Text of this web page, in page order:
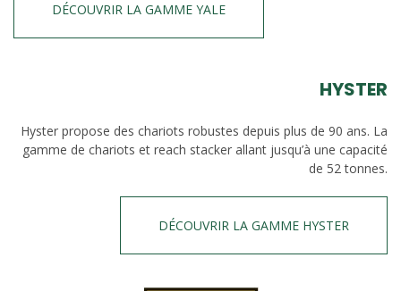
DÉCOUVRIR LA GAMME YALE
HYSTER
Hyster propose des chariots robustes depuis plus de 90 ans. La
gamme de chariots et reach stacker allant jusqu’à une capacité
de 52 tonnes.
DÉCOUVRIR LA GAMME HYSTER